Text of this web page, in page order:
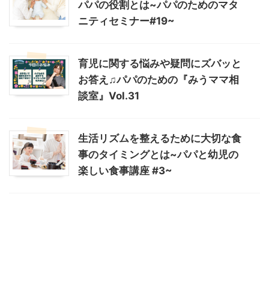
パパの役割とは~パパのためのマタ
ニティセミナー#19~
育児に関する悩みや疑問にズバッと
お答え♫パパのための『みうママ相
談室』Vol.31
生活リズムを整えるために大切な食
事のタイミングとは~パパと幼児の
楽しい食事講座 #3~